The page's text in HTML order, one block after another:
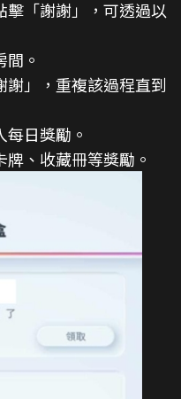
擊「謝謝」，可透過以
。
」，重複該過程直到
日獎勵。
、收藏冊等獎勵。